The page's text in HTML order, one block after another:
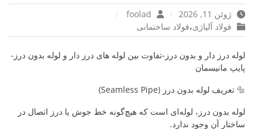
ژوئن 11, 2026
فولاد آلیاژی،فولاد ساختمانی
لوله درز دار و بدون درز-تفاوت بین لوله های درز دار و لوله بدون درز-
پایپ مانیسمان
🔩 تعریف لوله بدون درز (Seamless Pipe)
لوله بدون درز، لوله‌ای است که هیچ‌گونه خط جوش یا درز اتصال در
ساختار آن وجود ندارد.